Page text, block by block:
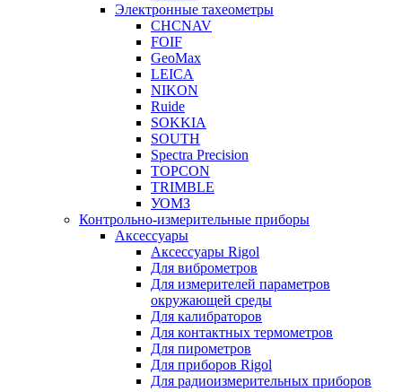
Электронные тахеометры
CHCNAV
FOIF
GeoMax
LEICA
NIKON
Ruide
SOKKIA
SOUTH
Spectra Precision
TOPCON
TRIMBLE
УОМЗ
Контрольно-измерительные приборы
Аксессуары
Аксессуары Rigol
Для виброметров
Для измерителей параметров
окружающей среды
Для калибраторов
Для контактных термометров
Для пирометров
Для приборов Rigol
Для радиоизмерительных приборов